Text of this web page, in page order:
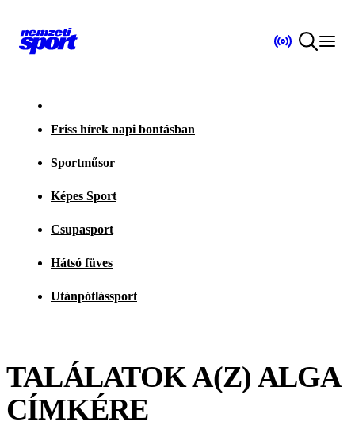
Friss hírek napi bontásban
Sportműsor
Képes Sport
Csupasport
Hátsó füves
Utánpótlássport
TALÁLATOK A(Z) ALGA
CÍMKÉRE